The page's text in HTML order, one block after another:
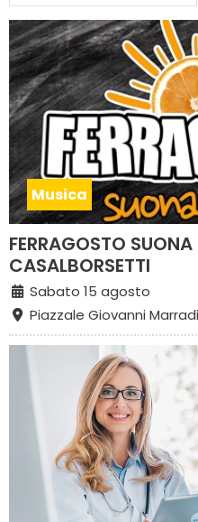
Musica
FERRAGOSTO SUONA
CASALBORSETTI
Sabato 15 agosto
Piazzale Giovanni Marradi